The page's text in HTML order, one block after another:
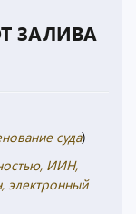
ЗАЛИВА
суда)
ИИН,
электронный